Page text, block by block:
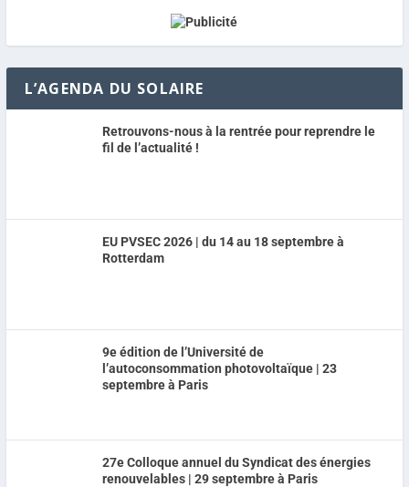
L’AGENDA DU SOLAIRE
Retrouvons-nous à la rentrée pour reprendre le
fil de l’actualité !
EU PVSEC 2026 | du 14 au 18 septembre à
Rotterdam
9e édition de l’Université de
l’autoconsommation photovoltaïque | 23
septembre à Paris
27e Colloque annuel du Syndicat des énergies
renouvelables | 29 septembre à Paris